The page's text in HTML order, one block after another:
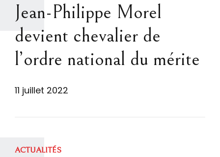
Jean-Philippe Morel
devient chevalier de
l’ordre national du mérite
11 juillet 2022
ACTUALITÉS